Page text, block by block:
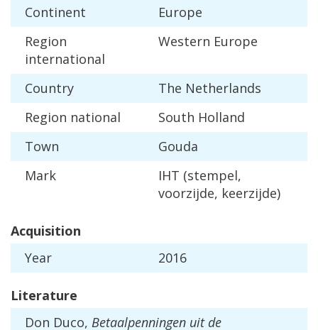
Continent
Europe
Region
international
Western Europe
Country The Netherlands
Region national South Holland
Town
Gouda
Mark
IHT (stempel,
voorzijde, keerzijde)
Acquisition
Year
2016
Literature
Don Duco, Betaalpenningen uit de